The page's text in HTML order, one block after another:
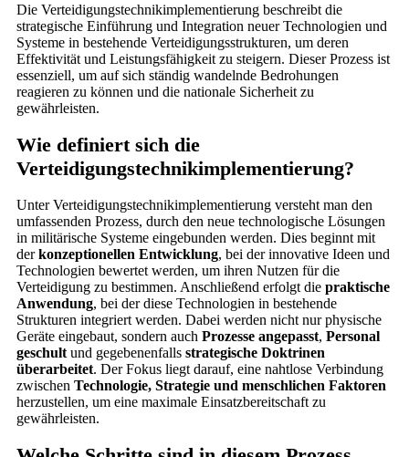
Die Verteidigungstechnikimplementierung beschreibt die
strategische Einführung und Integration neuer Technologien und
Systeme in bestehende Verteidigungsstrukturen, um deren
Effektivität und Leistungsfähigkeit zu steigern. Dieser Prozess ist
essenziell, um auf sich ständig wandelnde Bedrohungen
reagieren zu können und die nationale Sicherheit zu
gewährleisten.
Wie definiert sich die
Verteidigungstechnikimplementierung?
Unter Verteidigungstechnikimplementierung versteht man den
umfassenden Prozess, durch den neue technologische Lösungen
in militärische Systeme eingebunden werden. Dies beginnt mit
derkonzeptionellen Entwicklung, bei der innovative Ideen und
Technologien bewertet werden, um ihren Nutzen für die
Verteidigung zu bestimmen. Anschließend erfolgt die praktische
Anwendung, bei der diese Technologien in bestehende
Strukturen integriert werden. Dabei werden nicht nur physische
Geräte eingebaut, sondern auch Prozesse angepasst, Personal
geschult und gegebenenfalls strategische Doktrinen
überarbeitet. Der Fokus liegt darauf, eine nahtlose Verbindung
zwischen Technologie, Strategie und menschlichen Faktoren
herzustellen, um eine maximale Einsatzbereitschaft zu
gewährleisten.